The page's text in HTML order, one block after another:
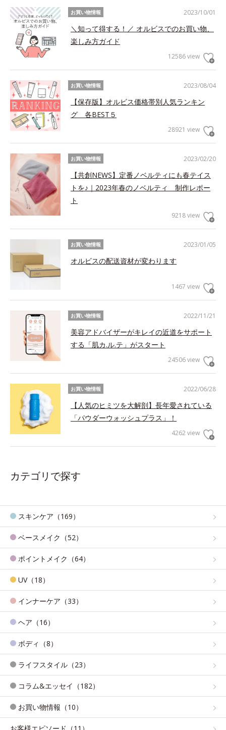
2023/10/01
お買い物情報
＼知って得する！／ オルビスでのお買い物、
楽しみ方ガイド
12586 view
2023/08/04
お買い物情報
【保存版】オルビス価格帯別人気ランキン
グ 各BEST５
28921 view
2023/02/20
お買い物情報
【共創NEWS】定番ノベルティにも春テイス
トを♪｜2023年春のノベルティ 制作レポー
ト
9218 view
2023/01/05
お買い物情報
オルビスの配送資材が変わります
1467 view
2022/11/21
お買い物情報
美容アドバイザーがキレイの近道をサポート
する「肌カ.ル.テ」がスタート
24506 view
2022/06/28
お買い物情報
【人気のヒミツを大解剖】長年愛されている
「パウダーウォッシュプラス」！
4262 view
カテゴリで探す
スキンケア（169）
ベースメイク（52）
ポイントメイク（64）
UV（18）
インナーケア（33）
ヘア（16）
ボディ（8）
ライフスタイル（23）
コラム&エッセイ（182）
お買い物情報（10）